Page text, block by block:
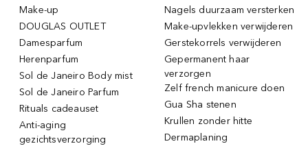
Make-up
DOUGLAS OUTLET
Damesparfum
Herenparfum
Sol de Janeiro Body mist
Sol de Janeiro Parfum
Rituals cadeauset
Anti-aging
gezichtsverzorging
Nagels duurzaam versterken
Make-upvlekken verwijderen
Gerstekorrels verwijderen
Gepermanent haar
verzorgen
Zelf french manicure doen
Gua Sha stenen
Krullen zonder hitte
Dermaplaning